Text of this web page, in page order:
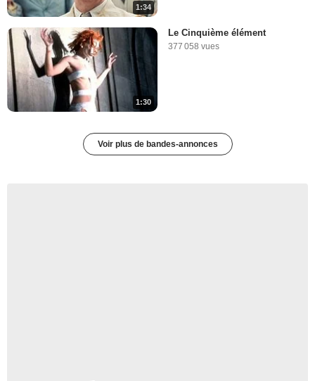
1:34
1:30
Le Cinquième élément
377 058 vues
Voir plus de bandes-annonces